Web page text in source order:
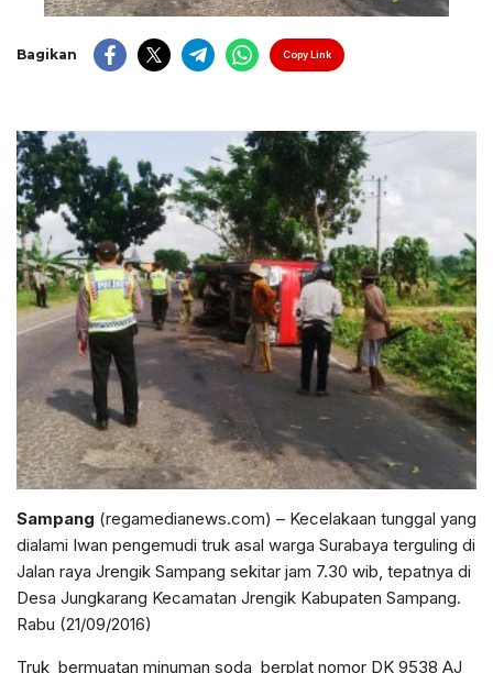
Bagikan Copy Link
Sampang (regamedianews.com) – Kecelakaan tunggal yang
dialami Iwan pengemudi truk asal warga Surabaya terguling di
Jalan raya Jrengik Sampang sekitar jam 7.30 wib, tepatnya di
Desa Jungkarang Kecamatan Jrengik Kabupaten Sampang.
Rabu (21/09/2016)
Truk bermuatan minuman soda berplat nomor DK 9538 AJ